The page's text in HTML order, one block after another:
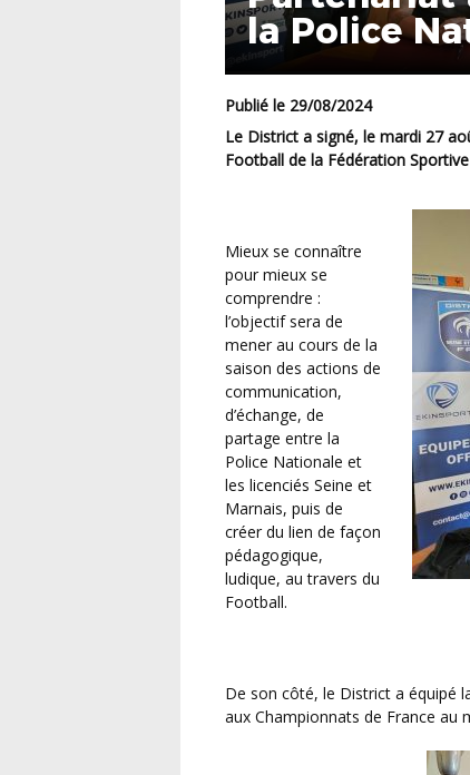
la Police
Publié le 29/08/2024
Le District a signé, le mardi 27 août 2024, une convention de partenariat avec la Section
Football de la Fédération
Mieux se connaître
pour mieux se
comprendre :
l’objectif sera de
mener au cours de la
saison des actions de
communication,
d’échange, de
partage entre la
Police Nationale et
les licenciés Seine et
Marnais, puis de
créer du lien de façon
pédagogique,
ludique, au travers du
Football.
De son côté, le District a équipé la Sélection Football IDF de la Police Nationale qui participera
aux Championnats de France au